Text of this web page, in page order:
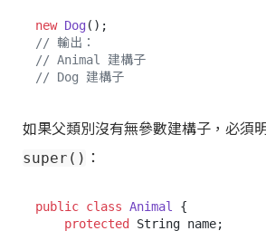
new Dog
// 輸出：
// Animal 建構子
// Dog 建構子
如果父類別沒有無參數建構子，必須
super() ：
public class Animal {
protected
String name;